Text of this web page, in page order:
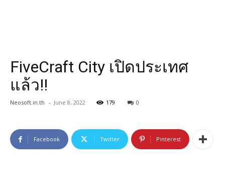
FiveCraft City เปิดประเทศ
แล้ว!!
Neosoft.in.th - June 8, 2022 179 0
Facebook Twitter Pinterest